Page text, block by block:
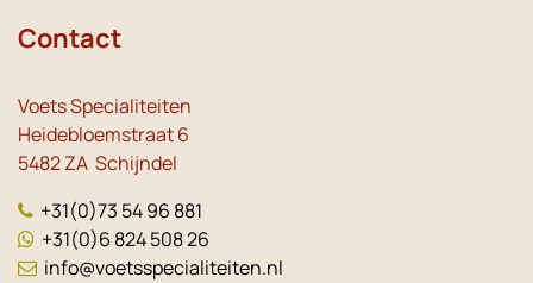
Contact
Voets Specialiteiten
Heidebloemstraat 6
5482 ZA Schijndel
+31(0)73 54 96 881
+31(0)6 824 508 26
info@voetsspecialiteiten.nl